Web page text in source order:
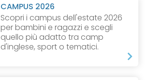
CAMPUS 2026
Scopri i campus dell'estate 2026
per bambini e ragazzi e scegli
quello più adatto tra camp
d'inglese, sport o tematici.